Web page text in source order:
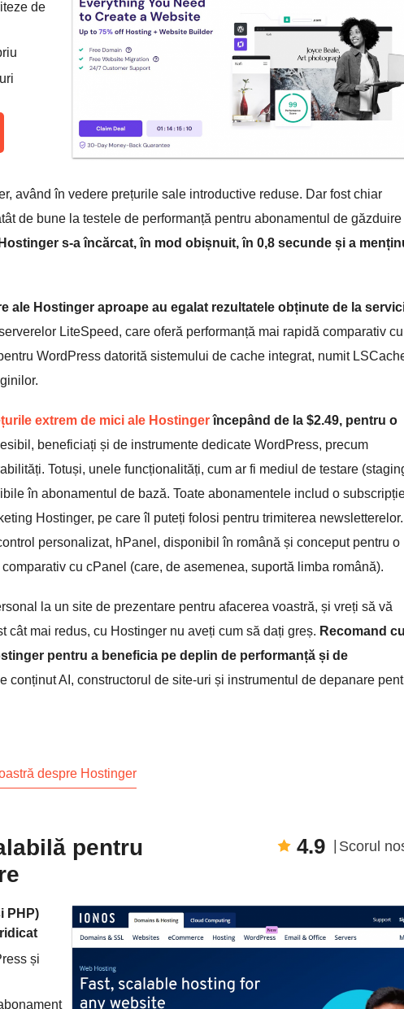
de
având în vedere prețurile sale introductive reduse. Dar fost chiar
de bune la testele de performanță pentru abonamentul de găzduire
s-a încărcat, în mod obișnuit, în 0,8 secunde și a
ale Hostinger aproape au egalat rezultatele obținute de la
LiteSpeed, care oferă performanță mai rapidă comparativ cu
WordPress datorită sistemului de cache integrat, numit
extrem de mici ale Hostingerîncepând de la $2.49, pentru o
beneficiați și de instrumente dedicate WordPress, precum
Totuși, unele funcționalități, cum ar fi mediul de testare
în abonamentul de bază. Toate abonamentele includ o
Hostinger, pe care îl puteți folosi pentru trimiterea
personalizat, hPanel, disponibil în română și conceput pentru o
cu cPanel (care, de asemenea, suportă limba română).
la un site de prezentare pentru afacerea voastră, și vreți să vă
cât mai redus, cu Hostinger nu aveți cum să dați greș. Recomand
pentru a beneficia pe deplin de performanță și de
conținut AI, constructorul de site-uri și instrumentul de depanare
despre Hostinger
pentru
4.9 Scorul
PHP)
și